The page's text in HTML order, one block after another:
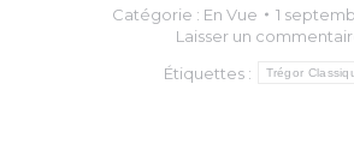
Catégorie : En Vue
1
Laisser un
Étiquettes :
Trégor